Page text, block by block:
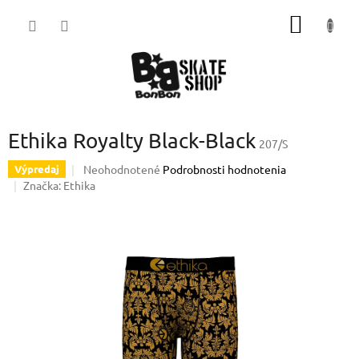
Ethika Royalty Black-Black 207/S
Výpredaj
Priemerné
hodnotenie
hviezdičiek.
Neohodnotené Podrobnosti hodnotenia
Značka: Ethika